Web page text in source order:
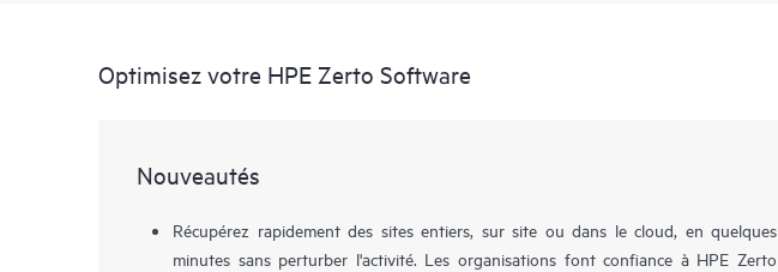
Optimisez votre HPE Zerto Software
Nouveautés
Récupérez rapidement des sites entiers, sur site ou dans le cloud, en quelques
minutes sans perturber l'activité. Les organisations font confiance à HPE Zerto